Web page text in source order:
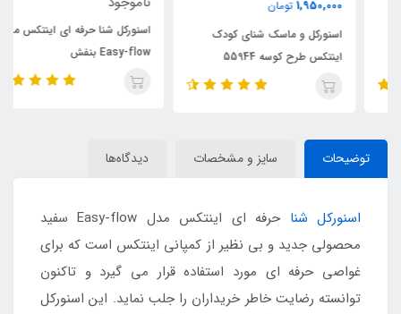
1,950,000 تومان
اسنورکل و ماسک شنای کودک
اینتکس طرح کوسه 55944
اسنورکل شنا حرفه ای اینتکس مدل
Easy-flow بنفش
توضیحات سایز و مشخصات دیدگاه‌ها
اسنورکل شنا
حرفه ای اینتکس مدل Easy-flow سفید
محصولی جدید و بی نظیر از کمپانی اینتکس است که برای
غواصی حرفه ای مورد استفاده قرار می گیرد و تاکنون
توانسته رضایت خاطر خریداران را جلب نماید. این اسنورکل